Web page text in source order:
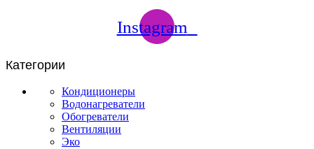
Instagram
Категории
Кондиционеры
Водонагреватели
Обогреватели
Вентиляции
Эко